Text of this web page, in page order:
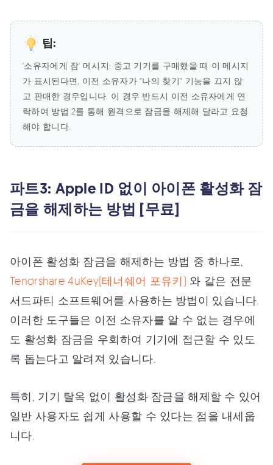
팁:
'소유자에게 잠' 메시지: 중고 기기를 구매했을 때 이 메시지
가 표시된다면, 이전 소유자가 "나의 찾기" 기능을 끄지 않
고 판매한 경우입니다. 이 경우 반드시 이전 소유자에게 연
락하여 방법 2를 통해 원격으로 잠금을 해제해 달라고 요청
해야 합니다.
파트3: Apple ID 없이 아이폰 활성화 잠
금을 해제하는 방법 [무료]
아이폰 활성화 잠금을 해제하는 방법 중 하나로,
Tenorshare 4uKey(테너쉐어 포유키) 와 같은 전문
서드파티 소프트웨어를 사용하는 방법이 있습니다.
이러한 도구들은 이전 소유자를 알 수 없는 경우에
도 활성화 잠금을 우회하여 기기에 접근할 수 있도
록 돕는다고 알려져 있습니다.
특히, 기기 탈옥 없이 활성화 잠금을 해제할 수 있어
일반 사용자도 쉽게 사용할 수 있다는 점을 내세웁
니다.